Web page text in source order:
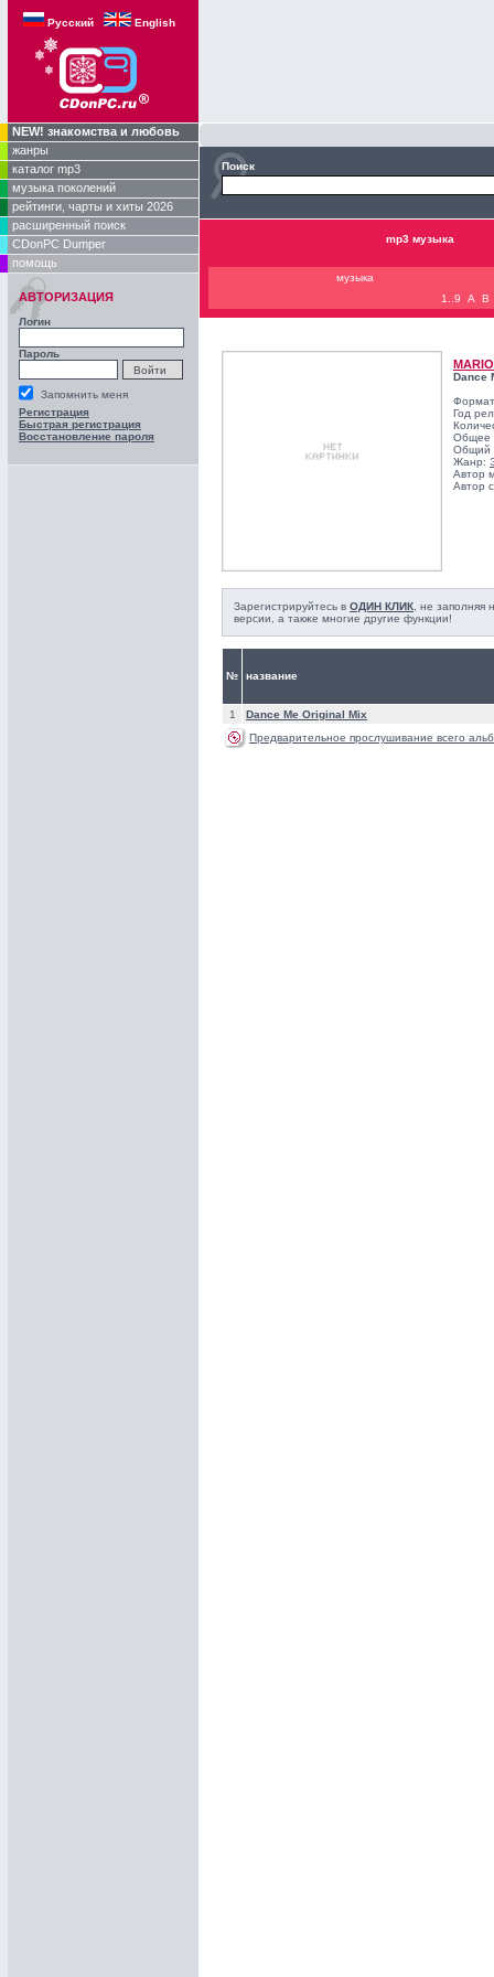
Русский English
NEW! знакомства и любовь
жанры
каталог mp3
музыка поколений
рейтинги, чарты и хиты 2026
расширенный поиск
CDonPC Dumper
помощь
АВТОРИЗАЦИЯ
Логин
Пароль
Запомнить меня
Регистрация
Быстрая регистрация
Восстановление пароля
Поиск
mp3 музыка
музыка
1..9
A B
Dance
Год
Общее
Общий
Жанр:
Автор
Автор
Зарегистрируйтесь в ОДИН КЛИК , не
версии, а также многие другие функции!
№ название
1
Dance Me Original Mix
Предварительное прослушивание всего